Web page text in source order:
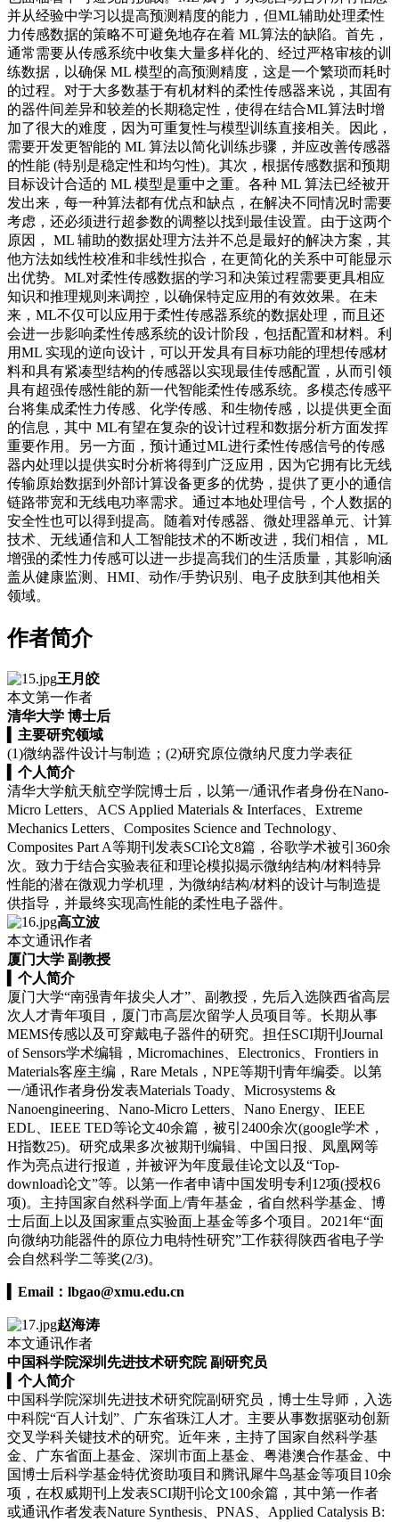
并从经验中学习以提高预测精度的能力，但ML辅助处理柔性
力传感数据的策略不可避免地存在着 ML算法的缺陷。首先，
通常需要从传感系统中收集大量多样化的、经过严格审核的训
练数据，以确保 ML 模型的高预测精度，这是一个繁琐而耗时
的过程。对于大多数基于有机材料的柔性传感器来说，其固有
的器件间差异和较差的长期稳定性，使得在结合ML算法时增
加了很大的难度，因为可重复性与模型训练直接相关。因此，
需要开发更智能的 ML 算法以简化训练步骤，并应改善传感器
的性能 (特别是稳定性和均匀性)。其次，根据传感数据和预期
目标设计合适的 ML 模型是重中之重。各种 ML 算法已经被开
发出来，每一种算法都有优点和缺点，在解决不同情况时需要
考虑，还必须进行超参数的调整以找到最佳设置。由于这两个
原因， ML 辅助的数据处理方法并不总是最好的解决方案，其
他方法如线性校准和非线性拟合，在更简化的关系中可能显示
出优势。ML对柔性传感数据的学习和决策过程需要更具相应
知识和推理规则来调控，以确保特定应用的有效效果。在未
来，ML不仅可以应用于柔性传感器系统的数据处理，而且还
会进一步影响柔性传感系统的设计阶段，包括配置和材料。利
用ML 实现的逆向设计，可以开发具有目标功能的理想传感材
料和具有紧凑型结构的传感器以实现最佳传感配置，从而引领
具有超强传感性能的新一代智能柔性传感系统。多模态传感平
台将集成柔性力传感、化学传感、和生物传感，以提供更全面
的信息，其中 ML有望在复杂的设计过程和数据分析方面发挥
重要作用。另一方面，预计通过ML进行柔性传感信号的传感
器内处理以提供实时分析将得到广泛应用，因为它拥有比无线
传输原始数据到外部计算设备更多的优势，提供了更小的通信
链路带宽和无线电功率需求。通过本地处理信号，个人数据的
安全性也可以得到提高。随着对传感器、微处理器单元、计算
技术、无线通信和人工智能技术的不断改进，我们相信， ML
增强的柔性力传感可以进一步提高我们的生活质量，其影响涵
盖从健康监测、HMI、动作/手势识别、电子皮肤到其他相关
领域。
作者简介
王月皎
本文第一作者
清华大学 博士后
主要研究领域
(1)微纳器件设计与制造；(2)研究原位微纳尺度力学表征
个人简介
清华大学航天航空学院博士后，以第一/通讯作者身份在Nano-
Micro Letters、ACS Applied Materials & Interfaces、Extreme
Mechanics Letters、Composites Science and Technology、
Composites Part A等期刊发表SCI论文8篇，谷歌学术被引360余
次。致力于结合实验表征和理论模拟揭示微纳结构/材料特异
性能的潜在微观力学机理，为微纳结构/材料的设计与制造提
供指导，并最终实现高性能的柔性电子器件。
高立波
本文通讯作者
厦门大学 副教授
个人简介
厦门大学“南强青年拔尖人才”、副教授，先后入选陕西省高层
次人才青年项目，厦门市高层次留学人员项目等。长期从事
MEMS传感以及可穿戴电子器件的研究。担任SCI期刊Journal
of Sensors学术编辑，Micromachines、Electronics、Frontiers in
Materials客座主编，Rare Metals，NPE等期刊青年编委。以第
一/通讯作者身份发表Materials Toady、Microsystems &
Nanoengineering、Nano-Micro Letters、Nano Energy、IEEE
EDL、IEEE TED等论文40余篇，被引2400余次(google学术，
H指数25)。研究成果多次被期刊编辑、中国日报、凤凰网等
作为亮点进行报道，并被评为年度最佳论文以及“Top-
download论文”等。以第一作者申请中国发明专利12项(授权6
项)。主持国家自然科学面上/青年基金，省自然科学基金、博
士后面上以及国家重点实验面上基金等多个项目。2021年“面
向微纳功能器件的原位力电特性研究”工作获得陕西省电子学
会自然科学二等奖(2/3)。
Email： lbgao@xmu.edu.cn
赵海涛
本文通讯作者
中国科学院深圳先进技术研究院 副研究员
个人简介
中国科学院深圳先进技术研究院副研究员，博士生导师，入选
中科院“百人计划”、广东省珠江人才。主要从事数据驱动创新
交叉学科关键技术的研究。近年来，主持了国家自然科学基
金、广东省面上基金、深圳市面上基金、粤港澳合作基金、中
国博士后科学基金特优资助项目和腾讯犀牛鸟基金等项目10余
项，在权威期刊上发表SCI期刊论文100余篇，其中第一作者
或通讯作者发表Nature Synthesis、PNAS、Applied Catalysis B: